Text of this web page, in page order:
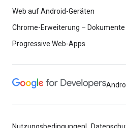
Web auf Android-Geräten
Chrome-Erweiterung – Dokumente
Progressive Web-Apps